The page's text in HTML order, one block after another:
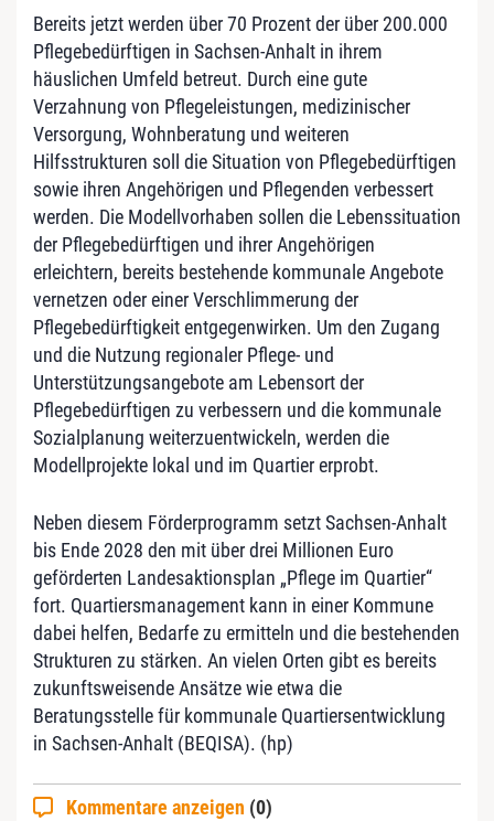
Bereits jetzt werden über 70 Prozent der über 200.000
Pflegebedürftigen in Sachsen-Anhalt in ihrem
häuslichen Umfeld betreut. Durch eine gute
Verzahnung von Pflegeleistungen, medizinischer
Versorgung, Wohnberatung und weiteren
Hilfsstrukturen soll die Situation von Pflegebedürftigen
sowie ihren Angehörigen und Pflegenden verbessert
werden. Die Modellvorhaben sollen die Lebenssituation
der Pflegebedürftigen und ihrer Angehörigen
erleichtern, bereits bestehende kommunale Angebote
vernetzen oder einer Verschlimmerung der
Pflegebedürftigkeit entgegenwirken. Um den Zugang
und die Nutzung regionaler Pflege- und
Unterstützungsangebote am Lebensort der
Pflegebedürftigen zu verbessern und die kommunale
Sozialplanung weiterzuentwickeln, werden die
Modellprojekte lokal und im Quartier erprobt.
Neben diesem Förderprogramm setzt Sachsen-Anhalt
bis Ende 2028 den mit über drei Millionen Euro
geförderten Landesaktionsplan „Pflege im Quartier“
fort. Quartiersmanagement kann in einer Kommune
dabei helfen, Bedarfe zu ermitteln und die bestehenden
Strukturen zu stärken. An vielen Orten gibt es bereits
zukunftsweisende Ansätze wie etwa die
Beratungsstelle für kommunale Quartiersentwicklung
in Sachsen-Anhalt (BEQISA). (hp)
Kommentare anzeigen (0)